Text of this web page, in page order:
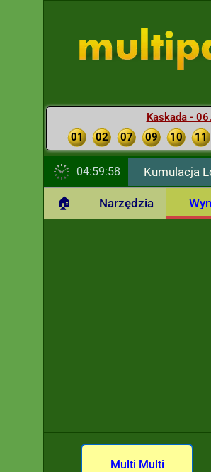
Kaskada -
01
02 07 09 10 11
04:59:59 Kumulacja
🏠 Narzędzia
Multi Multi